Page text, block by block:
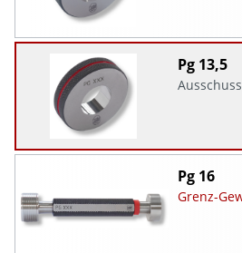
Pg 13,5
Pg 16
Grenz-